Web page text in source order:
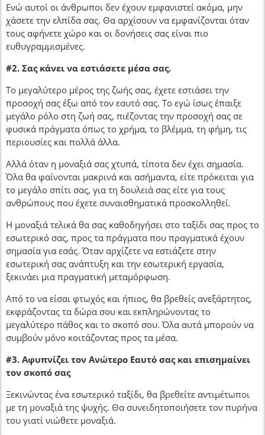
Ενώ αυτοί οι άνθρωποι δεν έχουν εμφανιστεί ακόμα, μην
χάσετε την ελπίδα σας. Θα αρχίσουν να εμφανίζονται όταν
τους αφήνετε χώρο και οι δονήσεις σας είναι πιο
ευθυγραμμισμένες.
#2. Σας κάνει να εστιάσετε μέσα σας.
Το μεγαλύτερο μέρος της ζωής σας, έχετε εστιάσει την
προσοχή σας έξω από τον εαυτό σας. Το εγώ ίσως έπαιξε
μεγάλο ρόλο στη ζωή σας, πιέζοντας την προσοχή σας σε
φυσικά πράγματα όπως το χρήμα, το βλέμμα, τη φήμη, τις
περιουσίες και πολλά άλλα.
Αλλά όταν η μοναξιά σας χτυπά, τίποτα δεν έχει σημασία.
Όλα θα φαίνονται μακρινά και ασήμαντα, είτε πρόκειται για
το μεγάλο σπίτι σας, για τη δουλειά σας είτε για τους
ανθρώπους που έχετε συναισθηματικά προσκολληθεί.
Η μοναξιά τελικά θα σας καθοδηγήσει στο ταξίδι σας προς το
εσωτερικό σας, προς τα πράγματα που πραγματικά έχουν
σημασία για εσάς. Όταν αρχίζετε να εστιάζετε στην
εσωτερική σας ανάπτυξη και την εσωτερική εργασία,
ξεκινάει μια πραγματική μεταμόρφωση.
Από το να είσαι φτωχός και ήπιος, θα βρεθείς ανεξάρτητος,
εκφράζοντας τα δώρα σου και εκπληρώνοντας το
μεγαλύτερο πάθος και το σκοπό σου. Όλα αυτά μπορούν να
συμβούν μόνο κοιτάζοντας προς τα μέσα.
#3. Αφυπνίζει τον Ανώτερο Εαυτό σας και επισημαίνει
τον σκοπό σας
Ξεκινώντας ένα εσωτερικό ταξίδι, θα βρεθείτε αντιμέτωποι
με τη μοναξιά της ψυχής. Θα συνειδητοποιήσετε τον πυρήνα
του γιατί νιώθετε μοναξιά.